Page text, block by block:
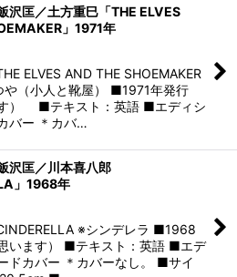
沢匡／土方重巳「THE ELVES
」1971年
ELVES AND THE SHOEMAKER
や（小人と靴屋） ■1971年発行
す） ■テキスト：英語 ■エディシ
バー ＊カバ…
沢匡／川本喜八郎
」1968年
※シンデレラ ■1968
います） ■テキスト：英語 ■エデ
ドカバー ＊カバーなし。 ■サイ